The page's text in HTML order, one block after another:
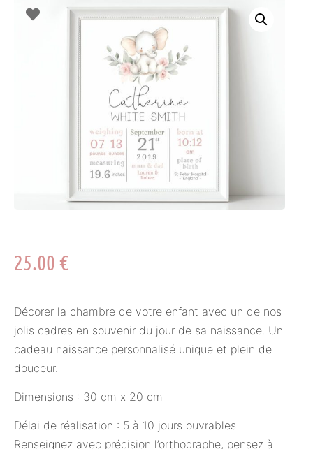
25.00 €
Décorer la chambre de votre enfant avec un de nos
jolis cadres en souvenir du jour de sa naissance. Un
cadeau naissance personnalisé unique et plein de
douceur.
Dimensions : 30 cm x 20 cm
Délai de réalisation : 5 à 10 jours ouvrables
Renseignez avec précision l’orthographe, pensez à